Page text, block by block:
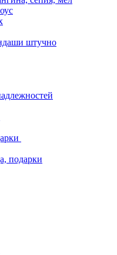
штучно
подарки